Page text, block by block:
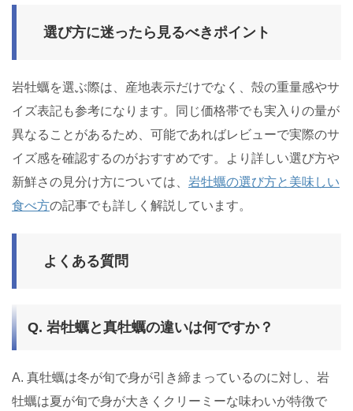
選び方に迷ったら見るべきポイント
岩牡蠣を選ぶ際は、産地表示だけでなく、殻の重量感やサ
イズ表記も参考になります。同じ価格帯でも実入りの量が
異なることがあるため、可能であればレビューで実際のサ
イズ感を確認するのがおすすめです。より詳しい選び方や
新鮮さの見分け方については、 岩牡蠣の選び方と美味しい
食べ方の記事でも詳しく解説しています。
よくある質問
Q. 岩牡蠣と真牡蠣の違いは何ですか？
A. 真牡蠣は冬が旬で身が引き締まっているのに対し、岩
牡蠣は夏が旬で身が大きくクリーミーな味わいが特徴で